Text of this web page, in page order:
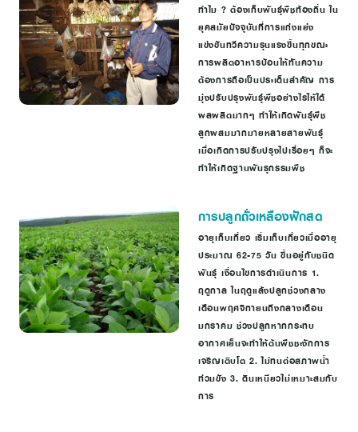
ภูมิปัญญาบรรพชนของคน
ชาวลั๊ว
ทำไม ? ต้องเก็บพันธุ์พืชท้องถิ่น ใน
ยุคสมัยปัจจุบันที่การแก่งแย่ง
แข่งขันทวีความรุนแรงขึ้นทุกขณะ
การผลิตอาหารป้อนให้ทันความ
ต้องการถือเป็นประเด็นสำคัญ การ
มุ่งปรับปรุงพันธุ์พืชอย่างไรให้ได้
ผลผลิตมากๆ ทำให้เกิดพันธุ์พืช
ลูกผสมมากมายหลายสายพันธุ์
เมื่อเกิดการปรับปรุงไปเรื่อยๆ ก็จะ
ทำให้เกิดฐานพันธุกรรมพืช
การปลูกถั่วเหลืองฝักสด
อายุเก็บเกี่ยว เริ่มเก็บเกี่ยวเมื่ออายุ
ประมาณ 62-75 วัน ขึ้นอยู่กับชนิด
พันธุ์ เงื่อนไขการดำเนินการ 1.
ฤดูกาล ในฤดูแล้งปลูกช่วงกลาง
เดือนพฤศจิกายนถึงกลางเดือน
มกราคม ช่วงปลูกหากกระทบ
อากาศเย็นจะทำให้ต้นพืชชะงักการ
เจริญเติบโต 2. ไม่ทนต่อสภาพน้ำ
ท่วมขัง 3. ดินเหนียวไม่เหมาะสมกับ
การ